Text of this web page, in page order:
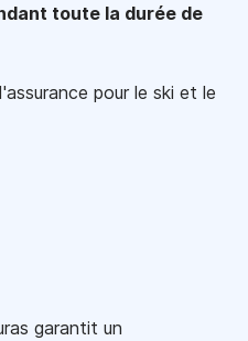
toute la durée de
pour le ski et le
garantit un